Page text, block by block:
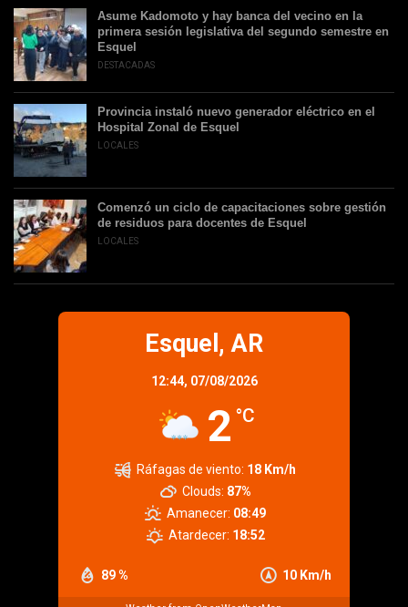
Asume Kadomoto y hay banca del vecino en la
primera sesión legislativa del segundo semestre en
Esquel
DESTACADAS
Provincia instaló nuevo generador eléctrico en el
Hospital Zonal de Esquel
LOCALES
Comenzó un ciclo de capacitaciones sobre gestión
de residuos para docentes de Esquel
LOCALES
Esquel, AR
12:44, 07/08/2026
2 °C
89 % 10 Km/h
Ráfagas de viento: 18 Km/h
Clouds: 87%
Amanecer: 08:49
Atardecer: 18:52